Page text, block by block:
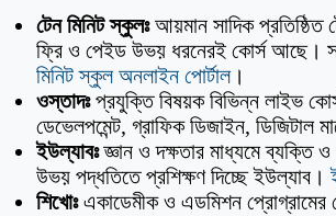
টেন মিনিট স্কুলঃআয়মান সাদিক প্রতিষ্ঠিত
ফ্রি ও পেইড উভয় ধরনেরই কোর্স আছে।
মিনিট স্কুল অনলাইন পোর্টাল।
ওস্তাদঃপ্রযুক্তি বিষয়ক বিভিন্ন লাইভ
ডেভেলপমেন্ট, গ্রাফিক ডিজাইন, ডিজিটাল
ইউল্যাবঃজ্ঞান ও দক্ষতার মাধ্যমে ব্যক্তি ও
উভয় পদ্ধতিতে প্রশিক্ষণ দিচ্ছে ইউল্যাব।
শিখোঃএকাডেমীক ও এডমিশন প্রোগ্রামের